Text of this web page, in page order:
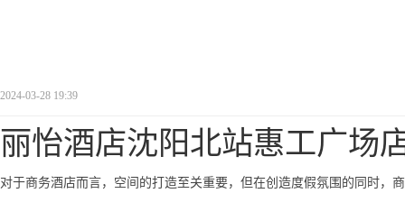
2024-03-28 19:39
丽怡酒店沈阳北站惠工广场
对于商务酒店而言，空间的打造至关重要，但在创造度假氛围的同时，